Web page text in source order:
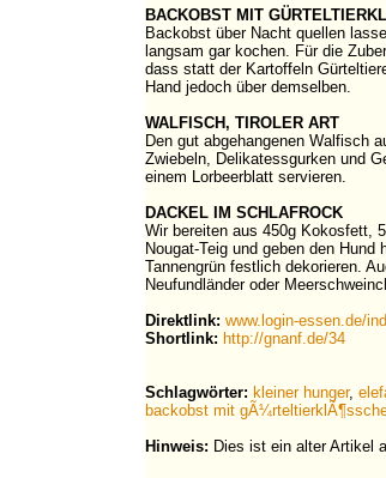
BACKOBST MIT
Backobst über Nacht quellen
langsam gar kochen. Für die
dass statt der Kartoffeln
Hand jedoch über demselben.
WALFISCH, TIROLER ART
Den gut abgehangenen Walfisch
Zwiebeln, Delikatessgurken und
einem Lorbeerblatt servieren.
DACKEL IM SCHLAFROCK
Wir bereiten aus 450g Kokosfett,
Nougat-Teig und geben den
Tannengrün festlich dekorieren.
Neufundländer oder
Direktlink: www.login-essen.de/
Shortlink: http://gnanf.de/34
Schlagwörter: kleiner hunger,
backobst mit
Hinweis: Dies ist ein alter Artikel